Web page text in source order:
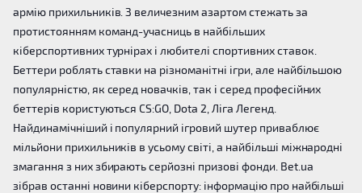
армію прихильників. З величезним азартом стежать за
протистоянням команд-учасниць в найбільших
кіберспортивних турнірах і любителі спортивних ставок.
Беттери роблять ставки на різноманітні ігри, але найбільшою
популярністю, як серед новачків, так і серед професійних
беттерів користуються CS:GO, Dota 2, Ліга Легенд.
Найдинамічніший і популярний ігровий шутер приваблює
мільйони прихильників в усьому світі, а найбільші міжнародні
змагання з них збирають серйозні призові фонди. Bet.ua
зібрав останні новини кіберспорту: інформацію про найбільші